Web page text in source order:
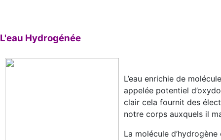
L'eau Hydrogénée
L’eau enrichie de
appelée potentiel
clair cela fournit des
notre corps auxquels il
La molécule